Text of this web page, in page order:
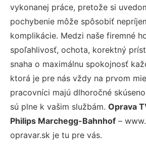
vykonanej práce, pretože si
pochybenie môže spôsobiť
komplikácie. Medzi naše firemné
spoľahlivosť, ochota, korektný
snaha o maximálnu spokojnosť
ktorá je pre nás vždy na prvom
pracovníci majú dlhoročné
sú plne k vašim službám. Oprava
Philips Marchegg-Bahnhof –
opravar.sk je tu pre vás.